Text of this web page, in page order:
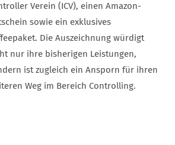
Verein (ICV), einen Amazon-
sowie ein exklusives
Die Auszeichnung würdigt
nur ihre bisherigen Leistungen,
ist zugleich ein Ansporn für ihren
Weg im Bereich Controlling.